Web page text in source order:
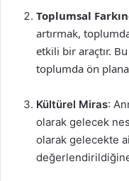
Toplumsal
artırmak,
etkili bir araçtır.
toplumda ön plana
Kültürel Miras:
olarak gelecek
olarak gelecekte